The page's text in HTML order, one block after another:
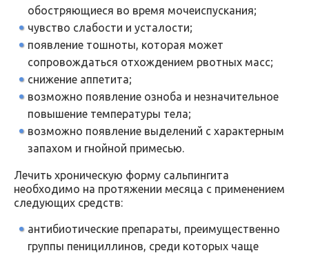
обостряющиеся во время мочеиспускания;
чувство слабости и усталости;
появление тошноты, которая может
сопровождаться отхождением рвотных масс;
снижение аппетита;
возможно появление озноба и незначительное
повышение температуры тела;
возможно появление выделений с характерным
запахом и гнойной примесью.
Лечить хроническую форму сальпингита
необходимо на протяжении месяца с применением
следующих средств:
антибиотические препараты, преимущественно
группы пенициллинов, среди которых чаще